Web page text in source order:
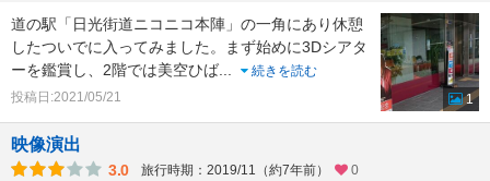
道の駅「日光街道ニコニコ本陣」の一角にあり休憩
したついでに入ってみました。まず始めに3Dシアタ
ーを鑑賞し、2階では美空ひば...
続きを読む
投稿日:2021/05/21
1
映像演出
3.0 旅行時期：2019/11（約7年前）
0